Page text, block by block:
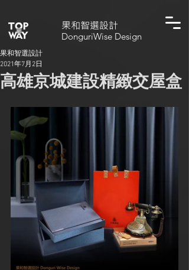
​果和智選設計
DonguriWise Design
高雄京城建設精緻交屋盒
果和智選設計
2021年7月2日